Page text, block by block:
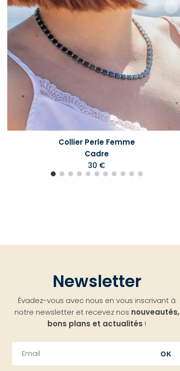
Collier Perle Femme
Cadre
30 €
Newsletter
Évadez-vous avec nous en vous inscrivant à
notre newsletter et recevez nos nouveautés,
bons plans et actualités !
OK